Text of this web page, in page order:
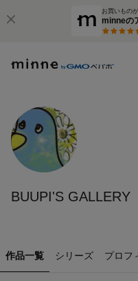
お買いもの
minneの
BUUPI'S GALLERY
作品一覧 シリーズ プロフ